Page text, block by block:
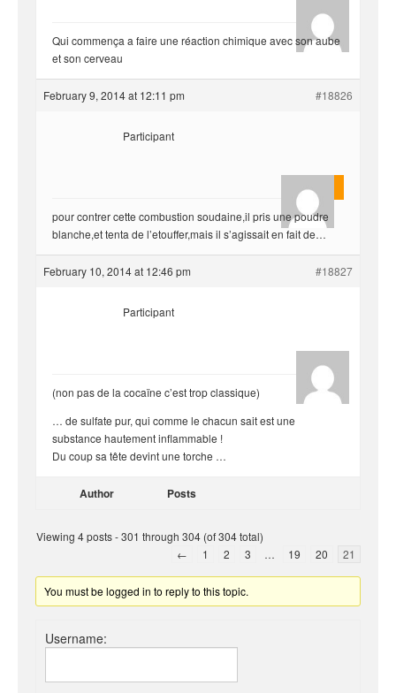
Blue
Qui commença a faire une réaction chimique avec son aube
et son cerveau
February 9, 2014 at 12:11 pm #18826
yvariro
Participant
pour contrer cette combustion soudaine,il pris une poudre
blanche,et tenta de l’etouffer,mais il s’agissait en fait de…
February 10, 2014 at 12:46 pm #18827
Blue
Participant
(non pas de la cocaïne c’est trop classique)
… de sulfate pur, qui comme le chacun sait est une
substance hautement inflammable !
Du coup sa tête devint une torche …
Author Posts
Viewing 4 posts - 301 through 304 (of 304 total)
←
1 2 3 … 19 20 21
You must be logged in to reply to this topic.
Username: